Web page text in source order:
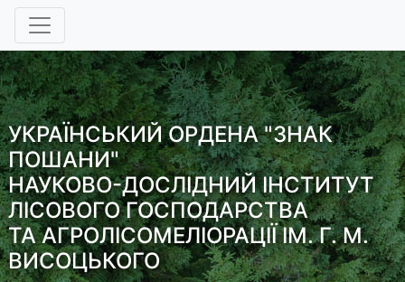
УКРАЇНСЬКИЙ ОРДЕНА "ЗНАК
ПОШАНИ"
НАУКОВО-ДОСЛІДНИЙ ІНСТИТУТ
ЛІСОВОГО ГОСПОДАРСТВА
ТА АГРОЛІСОМЕЛІОРАЦІЇ ІМ. Г. М.
ВИСОЦЬКОГО